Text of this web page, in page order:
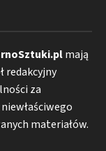
mają
redakcyjny
za
materiałów.